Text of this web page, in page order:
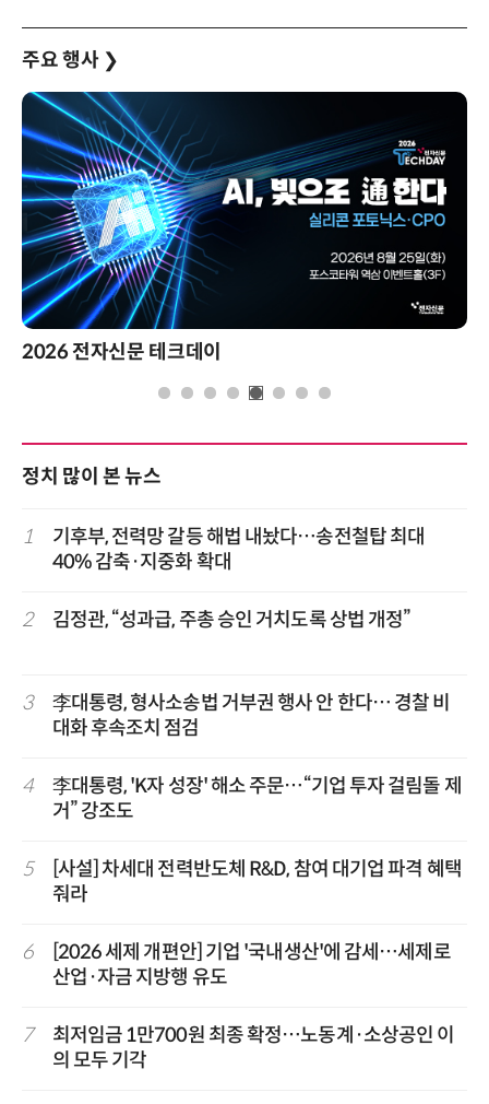
주요 행사 ❯
2026 전자신문 테크데이
정치 많이 본 뉴스
1
기후부, 전력망 갈등 해법 내놨다…송전철탑 최대
40% 감축·지중화 확대
2 김정관, “성과급, 주총 승인 거치도록 상법 개정”
3
李대통령, 형사소송법 거부권 행사 안 한다… 경찰 비
대화 후속조치 점검
4
李대통령, 'K자 성장' 해소 주문…“기업 투자 걸림돌 제
거” 강조도
5
[사설] 차세대 전력반도체 R&D, 참여 대기업 파격 혜택
줘라
6
[2026 세제 개편안] 기업 '국내생산'에 감세…세제로
산업·자금 지방행 유도
7
최저임금 1만700원 최종 확정…노동계·소상공인 이
의 모두 기각